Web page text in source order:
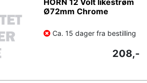
Ø72mm Chrome
Ca. 15 dager fra bestilling
208,-